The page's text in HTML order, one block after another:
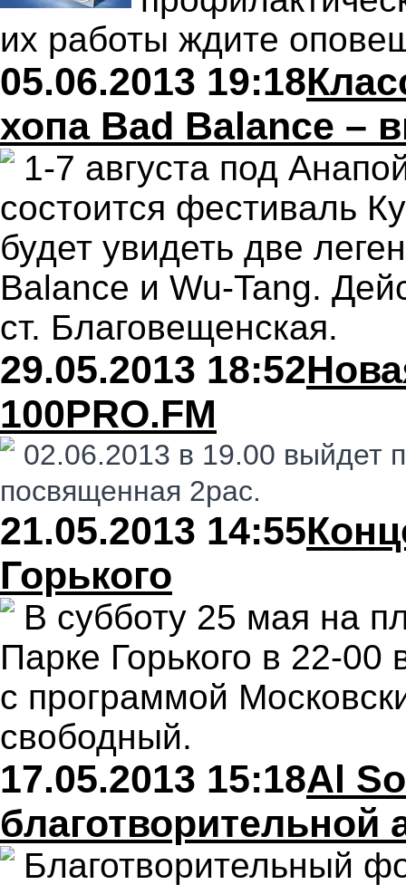
их работы ждите
05.06.2013 19:18
хопа Bad Balance –
1-7 августа под
состоится фестиваль
будет увидеть две
Balance и Wu-Tang.
ст. Благовещенская.
29.05.2013 18:52
100PRO.FM
02.06.2013 в 19.00 выйдет
посвященная 2pac.
21.05.2013 14:55
Горького
В субботу 25 мая на
Парке Горького в 22-00
с программой
свободный.
17.05.2013 15:18Al
благотворительной
Благотворительный